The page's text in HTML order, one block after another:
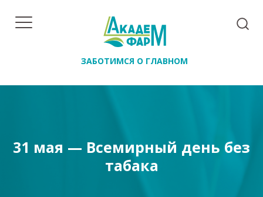
ЗАБОТИМСЯ О ГЛАВНОМ
31 мая — Всемирный день без
табака